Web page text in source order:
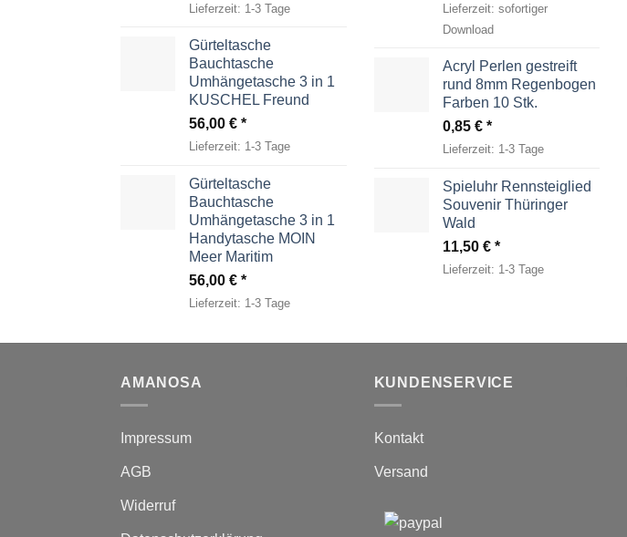
Lieferzeit: 1-3 Tage
Gürteltasche
Bauchtasche
Umhängetasche 3 in 1
KUSCHEL Freund
56,00 €
Lieferzeit: 1-3 Tage
Gürteltasche
Bauchtasche
Umhängetasche 3 in 1
Handytasche MOIN
Meer Maritim
56,00 €
Lieferzeit: 1-3 Tage
Lieferzeit: sofortiger
Download
Acryl Perlen gestreift
rund 8mm Regenbogen
Farben 10 Stk.
0,85 €
Lieferzeit: 1-3 Tage
Spieluhr Rennsteiglied
Souvenir Thüringer
Wald
11,50 €
Lieferzeit: 1-3 Tage
AMANOSA
Impressum
AGB
Widerruf
KUNDENSERVICE
Kontakt
Versand